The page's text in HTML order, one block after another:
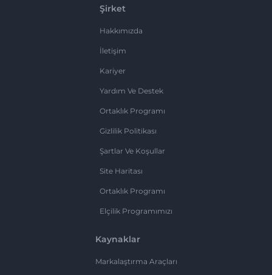
Şirket
Hakkımızda
İletişim
Kariyer
Yardım Ve Destek
Ortaklık Programı
Gizlilik Politikası
Şartlar Ve Koşullar
Site Haritası
Ortaklık Programı
Elçilik Programımızı
Kaynaklar
Markalaştırma Araçları